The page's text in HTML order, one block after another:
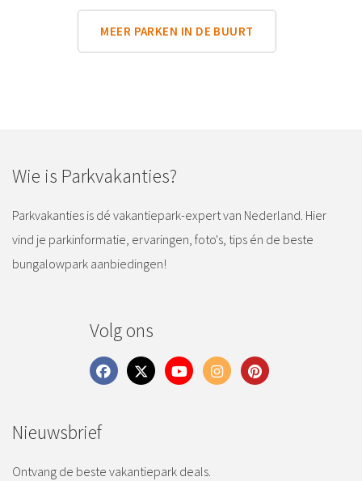
MEER PARKEN IN DE BUURT
Wie is Parkvakanties?
Parkvakanties is dé vakantiepark-expert van Nederland. Hier
vind je parkinformatie, ervaringen, foto's, tips én de beste
bungalowpark aanbiedingen!
Volg ons
Nieuwsbrief
Ontvang de beste vakantiepark deals.